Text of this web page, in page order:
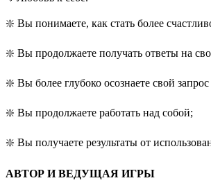
❇️ Вы понимаете, как стать более
❇️ Вы продолжаете получать ответы на
❇️ Вы более глубоко осознаете свой
❇️ Вы продолжаете работать над собой;
❇️ Вы получаете результаты от
АВТОР И ВЕДУЩАЯ ИГРЫ